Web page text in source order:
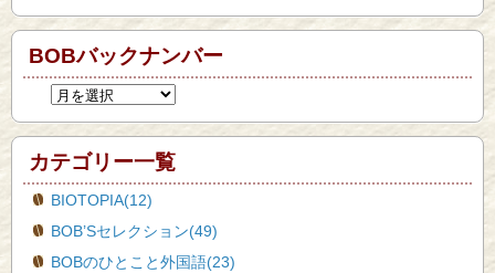
BOBバックナンバー
カテゴリー一覧
BIOTOPIA(12)
BOB’Sセレクション(49)
BOBのひとこと外国語(23)